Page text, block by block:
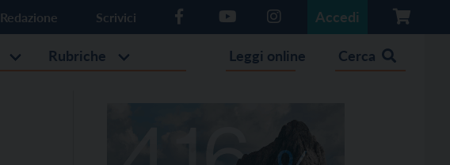
Redazione Scrivici Accedi
Rubriche Leggi online Cerca